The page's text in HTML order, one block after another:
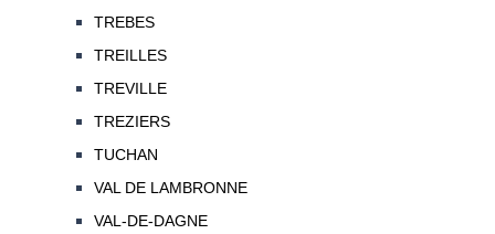
TREBES
TREILLES
TREVILLE
TREZIERS
TUCHAN
VAL DE LAMBRONNE
VAL-DE-DAGNE